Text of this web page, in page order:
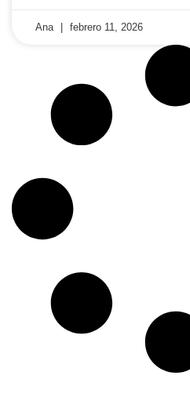
Ana febrero 11, 2026